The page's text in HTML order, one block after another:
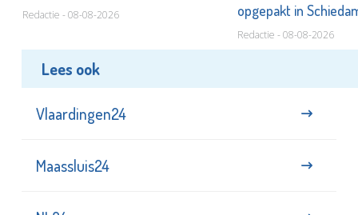
Redactie - 08-08-2026
opgepakt in
Redactie - 08-08-2026
Lees ook
Vlaardingen24
Maassluis24